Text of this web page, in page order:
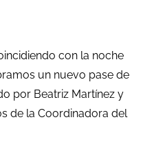
con la noche
un nuevo pase de
por Beatriz Martínez y
de la Coordinadora del